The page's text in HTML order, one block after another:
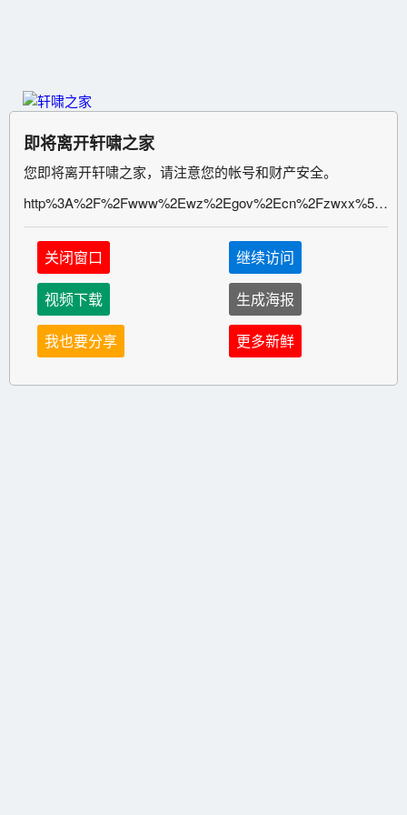
即将离开轩啸之家
您即将离开轩啸之家，请注意您的帐号和财产安全。
http%3A%2F%2Fwww%2Ewz%2Egov%2Ecn%2Fzwxx%5F266%2Fgggs%2F202606%2Ft20260603%5F15726385%2Ehtml
关闭窗口
继续访问
视频下载
生成海报
我也要分享
更多新鲜